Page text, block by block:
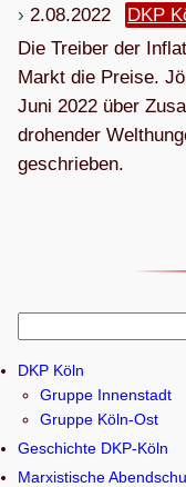
2.08.2022
DKP
Die Treiber der
Markt die Preise.
Juni 2022 über
drohender
geschrieben.
c
h
e
n
DKP Köln
Gruppe Innenstadt
Gruppe Köln-Ost
Geschichte DKP-Köln
Marxistische